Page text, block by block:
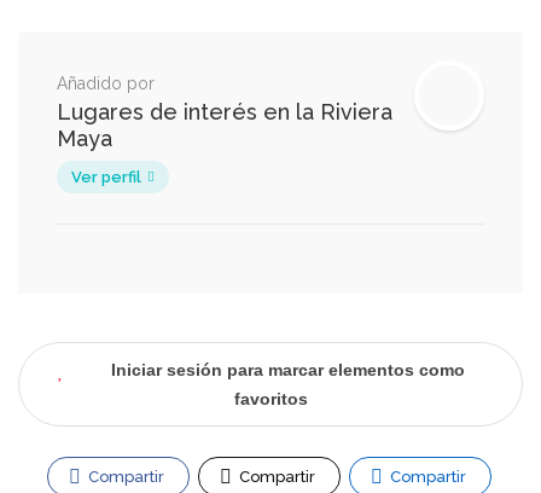
Añadido por
Lugares de interés en la Riviera
Maya
Ver perfil
Iniciar sesión para marcar elementos como
favoritos
Compartir Compartir Compartir